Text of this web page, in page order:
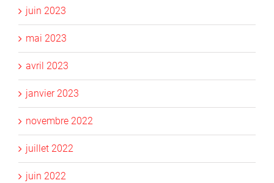
juin 2023
mai 2023
avril 2023
janvier 2023
novembre 2022
juillet 2022
juin 2022